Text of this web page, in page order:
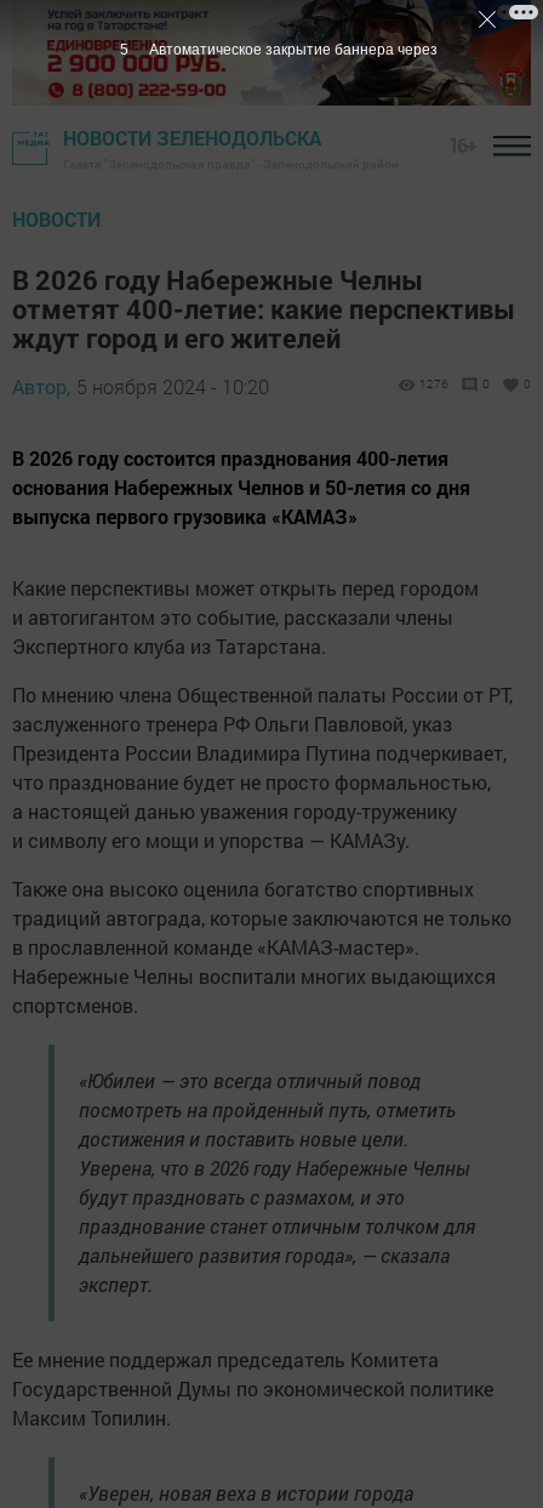
НОВОСТИ ЗЕЛЕНОДОЛЬСКА
НОВОСТИ
В 2026 году Набережные Челны
отметят 400-летие: какие перспективы
ждут город и его жителей
Автор, 5 ноября 2024 - 10:20 1276 0 0
В 2026 году состоится празднования 400-летия
основания Набережных Челнов и 50-летия со дня
выпуска первого грузовика «КАМАЗ»
Какие перспективы может открыть перед городом
и автогигантом это событие, рассказали члены
Экспертного клуба из Татарстана.
По мнению члена Общественной палаты России от РТ,
заслуженного тренера РФ Ольги Павловой, указ
Президента России Владимира Путина подчеркивает,
что празднование будет не просто формальностью,
а настоящей данью уважения городу-труженику
и символу его мощи и упорства — КАМАЗу.
Также она высоко оценила богатство спортивных
традиций автограда, которые заключаются не только
в прославленной команде «КАМАЗ-мастер».
Набережные Челны воспитали многих выдающихся
спортсменов.
«Юбилеи — это всегда отличный повод
посмотреть на пройденный путь, отметить
достижения и поставить новые цели.
Уверена, что в 2026 году Набережные Челны
будут праздновать с размахом, и это
празднование станет отличным толчком для
дальнейшего развития города», — сказала
эксперт.
Ее мнение поддержал председатель Комитета
Государственной Думы по экономической политике
Максим Топилин.
«Уверен, новая веха в истории города
4 Автоматическое закрытие баннера через